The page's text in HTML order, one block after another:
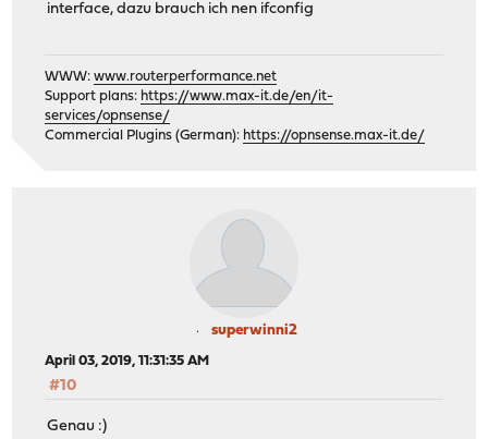
interface, dazu brauch ich nen ifconfig
WWW:www.routerperformance.net
Support plans: https://www.max-it.de/en/it-
services/opnsense/
Commercial Plugins (German): https://opnsense.max-it.de/
superwinni2
April 03, 2019, 11:31:35 AM
#10
Genau :)